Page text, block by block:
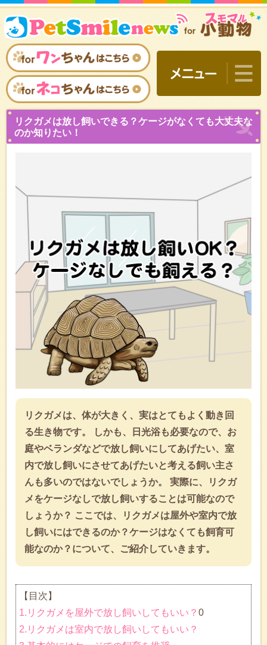
リクガメは放し飼いできる
のか知りたい！
リクガメは、体が大きく、実はとてもよく動き回
る生き物です。 しかも、日光浴も必要なので、お
庭やベランダなどで放し飼いにしてあげたい、室
内で放し飼いにさせてあげたいと考える飼い主さ
んも多いのではないでしょうか。 実際に、リクガ
メをケージなしで放し飼いすることは可能なので
しょうか？ ここでは、リクガメは屋外や室内で放
し飼いにはできるのか？ケージはなくても飼育可
能なのか？について、ご紹介していきます。
【目次】
1.リクガメを屋外で放し飼いしてもいい？ 0
2.リクガメは室内で放し飼いしてもいい？